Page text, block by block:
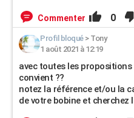
Commenter 0
Profil bloqué> Tony
1 août 2021 à 12:19
avec toutes les
convient ??
notez la référence et/ou la
de votre bobine et cherchez